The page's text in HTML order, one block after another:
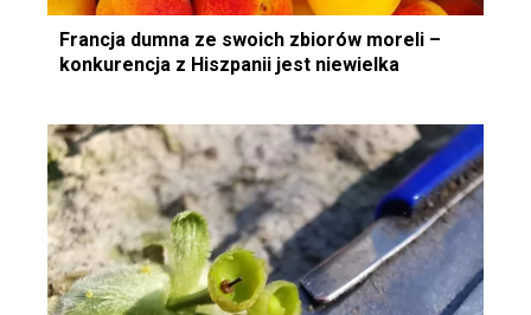
Francja dumna ze swoich zbiorów moreli –
konkurencja z Hiszpanii jest niewielka